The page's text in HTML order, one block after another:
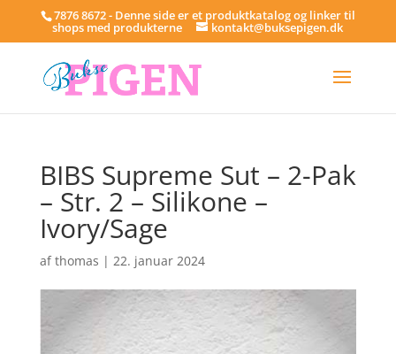
7876 8672 - Denne side er et produktkatalog og linker til
shops med produkterne kontakt@buksepigen.dk
BIBS Supreme Sut – 2-Pak
– Str. 2 – Silikone –
Ivory/Sage
afthomas | 22. januar 2024